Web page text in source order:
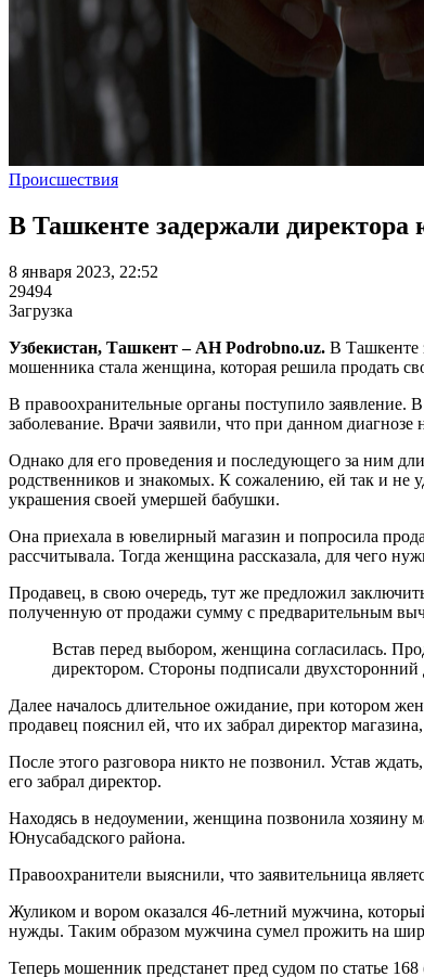
Происшествия
В Ташкенте задержали директора
8 января 2023, 22:52
29494
Загрузка
Узбекистан, Ташкент – АН Podrobno.uz. В Ташкенте
мошенника стала женщина, которая решила продать
В правоохранительные органы поступило заявление.
заболевание. Врачи заявили, что при данном
Однако для его проведения и последующего за ним
родственников и знакомых. К сожалению, ей так и не
украшения своей умершей бабушки.
Она приехала в ювелирный магазин и попросила
рассчитывала. Тогда женщина рассказала, для чего
Продавец, в свою очередь, тут же предложил
полученную от продажи сумму с предварительным
Встав перед выбором, женщина согласилась.
директором. Стороны подписали
Далее началось длительное ожидание, при котором
продавец пояснил ей, что их забрал директор
После этого разговора никто не позвонил. Устав
его забрал директор.
Находясь в недоумении, женщина позвонила хозяину
Юнусабадского района.
Правоохранители выяснили, что заявительница
Жуликом и вором оказался 46-летний мужчина,
нужды. Таким образом мужчина сумел прожить на
Теперь мошенник предстанет пред судом по статье